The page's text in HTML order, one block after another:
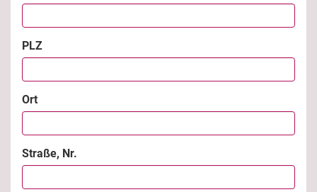
PLZ
Ort
Straße, Nr.